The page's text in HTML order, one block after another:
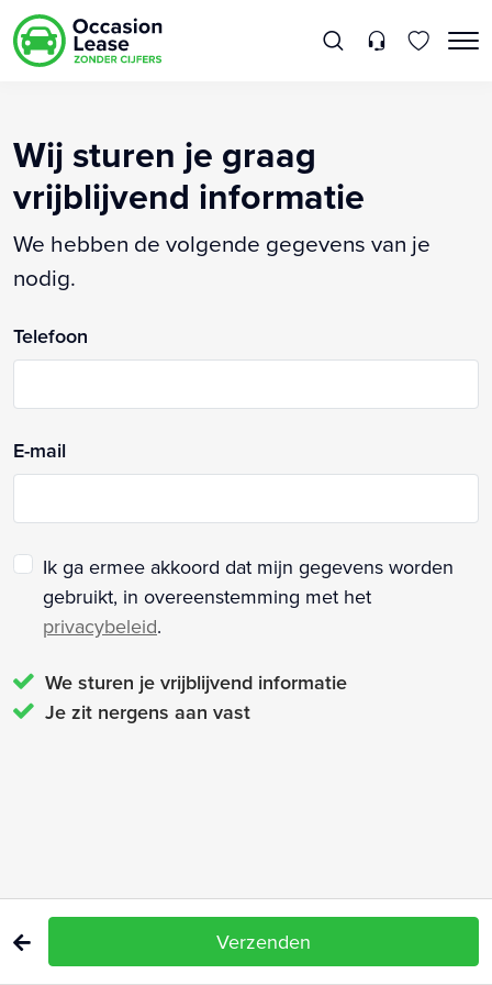
Wij sturen je graag
vrijblijvend informatie
We hebben de volgende gegevens van je
nodig.
Telefoon
E-mail
Ik ga ermee akkoord dat mijn gegevens worden
gebruikt, in overeenstemming met het
privacybeleid.
We sturen je vrijblijvend informatie
Je zit nergens aan vast
Verzenden